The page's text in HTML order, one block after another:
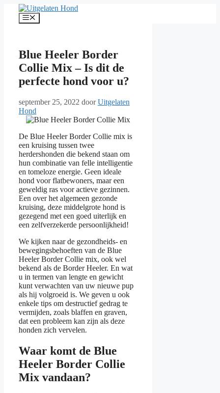
Menu
Blue Heeler Border
Collie Mix – Is dit de
perfecte hond voor u?
september 25, 2022 doorUitgelaten
Hond
De Blue Heeler Border Collie mix is
een kruising tussen twee
herdershonden die bekend staan om
hun combinatie van felle intelligentie
en tomeloze energie. Geen ideale
hond voor flatbewoners, maar een
geweldig ras voor actieve gezinnen.
Een over het algemeen gezonde
kruising, deze middelgrote hond is
gezegend met een goed uiterlijk en
een zelfverzekerde persoonlijkheid!
We kijken naar de gezondheids- en
bewegingsbehoeften van de Blue
Heeler Border Collie mix, ook wel
bekend als de Border Heeler. En wat
u in termen van lengte en gewicht
kunt verwachten van uw nieuwe pup
als hij volgroeid is. We geven u ook
enkele tips om destructief gedrag te
vermijden, zoals blaffen en graven,
dat een probleem kan zijn als deze
honden zich vervelen.
Waar komt de Blue
Heeler Border Collie
Mix vandaan?